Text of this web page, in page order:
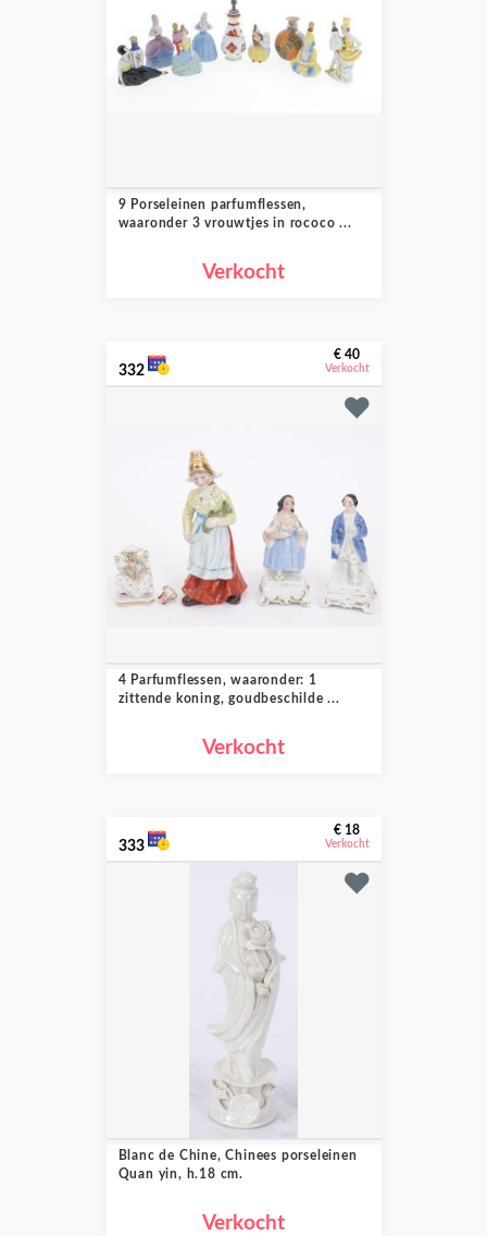
9 Porseleinen parfumflessen,
waaronder 3 vrouwtjes in rococo ...
Verkocht
332
€ 40
Verkocht
4 Parfumflessen, waaronder: 1
zittende koning, goudbeschilde ...
Verkocht
333
€ 18
Verkocht
Blanc de Chine, Chinees porseleinen
Quan yin, h.18 cm.
Verkocht